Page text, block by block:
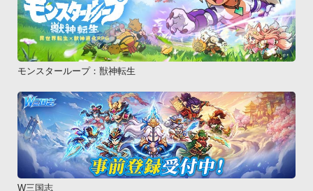
モンスターループ：獣神転生
W三国志